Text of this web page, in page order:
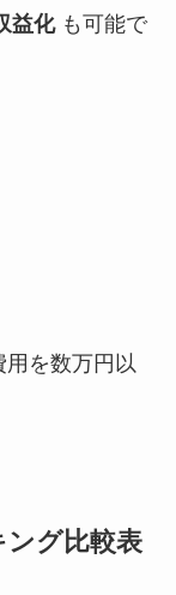
益化も可能で
を数万円以
ング比較表